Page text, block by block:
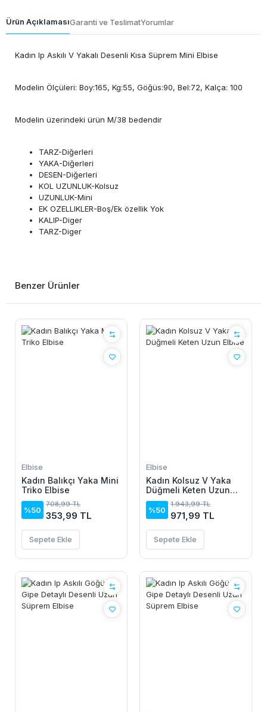
Ürün AçıklamasıGaranti ve TeslimatYorumlar
Kadın Ip Askılı V Yakalı Desenli Kısa Süprem Mini Elbise
Modelin Ölçüleri: Boy:165, Kg:55, Göğüs:90, Bel:72, Kalça: 100
Modelin üzerindeki ürün M/38 bedendir
TARZ-Diğerleri
YAKA-Diğerleri
DESEN-Diğerleri
KOL UZUNLUK-Kolsuz
UZUNLUK-Mini
EK OZELLIKLER-Boş/Ek özellik Yok
KALIP-Diger
TARZ-Diger
Benzer Ürünler
Elbise
Kadın Balıkçı Yaka Mini
Triko Elbise
%50
708,99 TL
353,99 TL
Sepete Ekle
Elbise
Kadın Kolsuz V Yaka
Düğmeli Keten Uzun
Elbise
%50
1.943,99 TL
971,99 TL
Sepete Ekle